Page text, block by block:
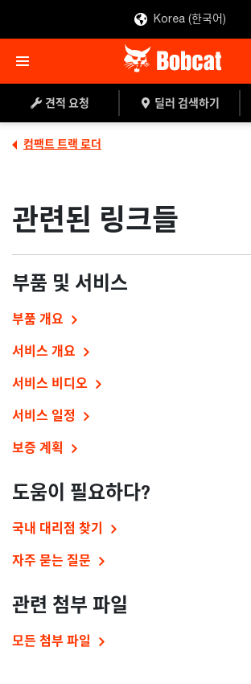
Korea (한국어)
견적 요청 딜러 검색하기
컴팩트 트랙 로더
관련된 링크들
부품 및 서비스
부품 개요
서비스 개요
서비스 비디오
서비스 일정
보증 계획
도움이 필요하다?
국내 대리점 찾기
자주 묻는 질문
관련 첨부 파일
모든 첨부 파일